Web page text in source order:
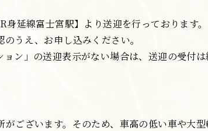
延線富士宮駅】より送迎を行っております。
うえ、お申し込みください。
ン」の送迎表示がない場合は、送迎の受付
ございます。そのため、車高の低い車や大